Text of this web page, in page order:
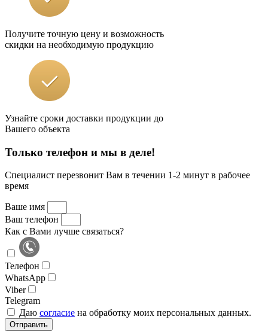
Получите точную цену и возможность
скидки на необходимую продукцию
Узнайте сроки доставки продукции до
Вашего объекта
Только телефон и мы в деле!
Специалист перезвонит Вам в течении 1-2 минут в рабочее
время
Ваше имя
Ваш телефон
Как с Вами лучше связаться?
Телефон
WhatsApp
Viber
Telegram
Даю согласие на обработку моих персональных данных.
Отправить